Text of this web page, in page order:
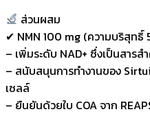
ส่วนผสม
✔ NMN 100 mg (ความบริสุทธิ์
– เพิ่มระดับ NAD+ ซึ่งเป็นสาร
– สนับสนุนการทำงานของ
เซลล์
– ยืนยันด้วยใบ COA จาก